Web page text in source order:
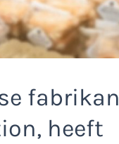
heeft